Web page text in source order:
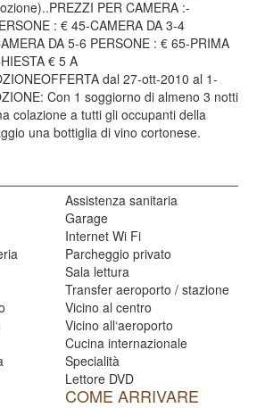
PER CAMERA :-
: € 45-CAMERA DA 3-4
DA 5-6 PERSONE : € 65-PRIMA
€ 5 A
dal 27-ott-2010 al 1-
Con 1 soggiorno di almeno 3 notti
colazione a tutti gli occupanti della
una bottiglia di vino cortonese.
Assistenza sanitaria
Garage
Internet Wi Fi
Parcheggio privato
Sala lettura
Transfer aeroporto / stazione
Vicino al centro
Vicino all‘aeroporto
Cucina internazionale
Specialità
Lettore DVD
COME ARRIVARE